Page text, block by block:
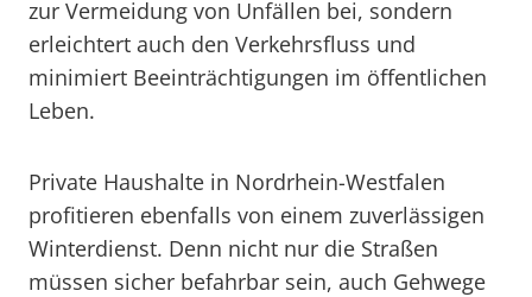
zur Vermeidung von Unfällen bei, sondern
erleichtert auch den Verkehrsfluss und
minimiert Beeinträchtigungen im öffentlichen
Leben.
Private Haushalte in Nordrhein-Westfalen
profitieren ebenfalls von einem zuverlässigen
Winterdienst. Denn nicht nur die Straßen
müssen sicher befahrbar sein, auch Gehwege